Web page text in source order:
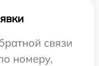
связи
номеру,